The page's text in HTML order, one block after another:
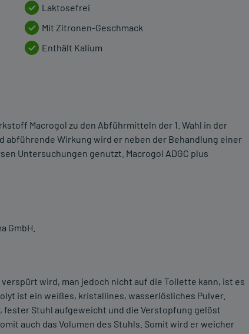
Laktosefrei
Mit Zitronen-Geschmack
Enthält Kalium
Macrogol zu den Abführmitteln der 1. Wahl in der
Wirkung wird er neben der Behandlung einer
Untersuchungen genutzt. Macrogol ADGC plus
GmbH.
wird, man jedoch nicht auf die Toilette kann, ist es
ist ein weißes, kristallines, wasserlösliches Pulver.
fester Stuhl aufgeweicht und die Verstopfung gelöst
auch das Volumen des Stuhls. Somit wird er weicher